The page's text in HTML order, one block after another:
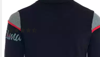
Poloshirt (1-tlg) mit Stickerei
Rugby Team
49,90 €